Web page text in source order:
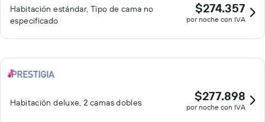
Habitación estándar, Tipo de cama no
especificado
$274.357
por noche con IVA
Habitación deluxe, 2 camas dobles $277.898
por noche con IVA